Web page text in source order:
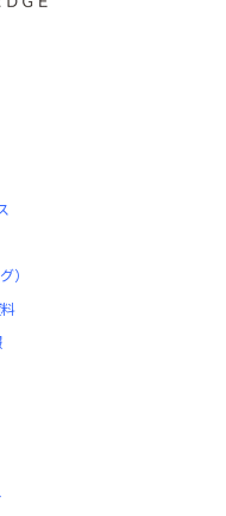
）